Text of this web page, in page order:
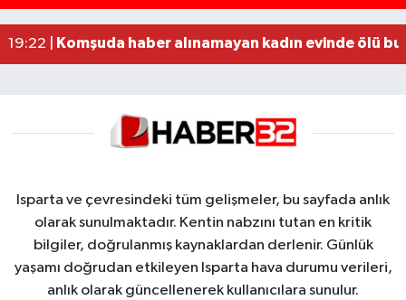
19:22 |
Komşuda haber alınamayan kadın evinde ölü
Isparta ve çevresindeki tüm gelişmeler, bu sayfada anlık
olarak sunulmaktadır. Kentin nabzını tutan en kritik
bilgiler, doğrulanmış kaynaklardan derlenir. Günlük
yaşamı doğrudan etkileyen Isparta hava durumu verileri,
anlık olarak güncellenerek kullanıcılara sunulur.